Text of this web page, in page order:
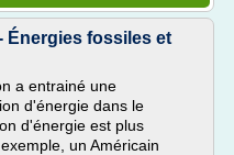
Énergies fossiles et
a entrainé une
d'énergie dans le
d'énergie est plus
un Américain